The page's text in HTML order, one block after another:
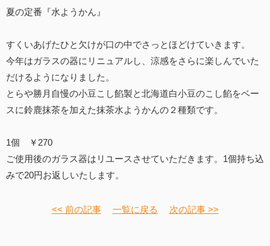
夏の定番『水ようかん』
すくいあげたひと欠けが口の中でさっとほどけていきます。
今年はガラスの器にリニュアルし、涼感をさらに楽しんでいた
だけるようになりました。
とらや勝月自慢の小豆こし餡製と北海道白小豆のこし餡をベー
スに鈴鹿抹茶を加えた抹茶水ようかんの２種類です。
1個 ￥270
ご使用後のガラス器はリユースさせていただきます。1個持ち込
みで20円お返しいたします。
<< 前の記事 一覧に戻る 次の記事 >>